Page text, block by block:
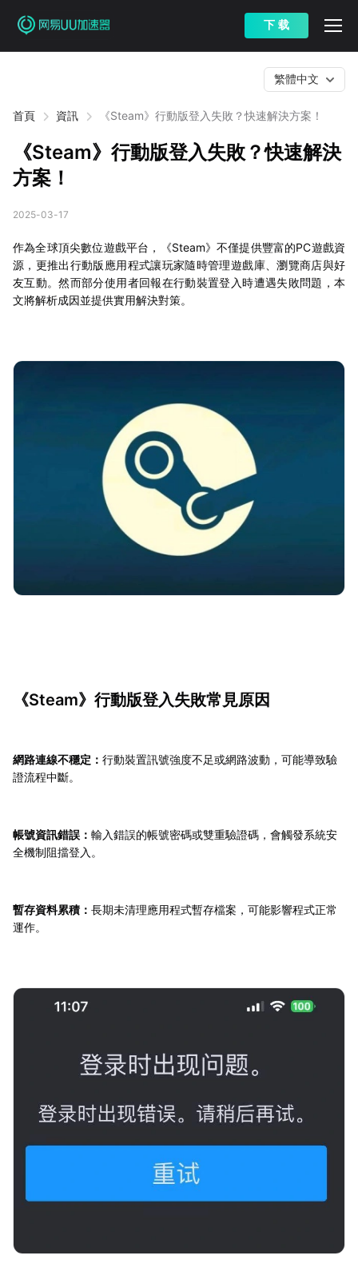
下 载
首頁 資訊 《Steam》行動版登入失敗？快速解決方案！
繁體中文
《Steam》行動版登入失敗？快速解決
方案！
2025-03-17
作為全球頂尖數位遊戲平台，《Steam》不僅提供豐富的PC遊戲資
源，更推出行動版應用程式讓玩家隨時管理遊戲庫、瀏覽商店與好
友互動。然而部分使用者回報在行動裝置登入時遭遇失敗問題，本
文將解析成因並提供實用解決對策。
《Steam》行動版登入失敗常見原因
網路連線不穩定： 行動裝置訊號強度不足或網路波動，可能導致驗
證流程中斷。
帳號資訊錯誤： 輸入錯誤的帳號密碼或雙重驗證碼，會觸發系統安
全機制阻擋登入。
暫存資料累積： 長期未清理應用程式暫存檔案，可能影響程式正常
運作。